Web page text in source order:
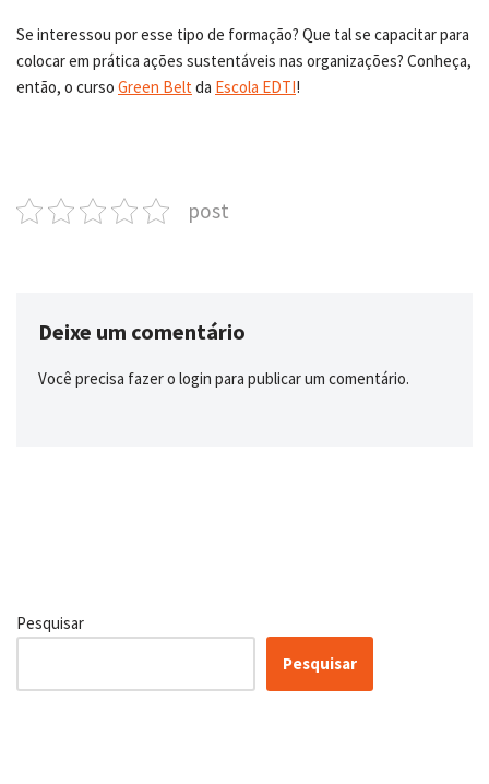
Se interessou por esse tipo de formação? Que tal se capacitar para
colocar em prática ações sustentáveis nas organizações? Conheça,
então, o curso Green Beltda Escola EDTI!
post
Deixe um comentário
Você precisa fazer o login para publicar um comentário.
Pesquisar
Pesquisar